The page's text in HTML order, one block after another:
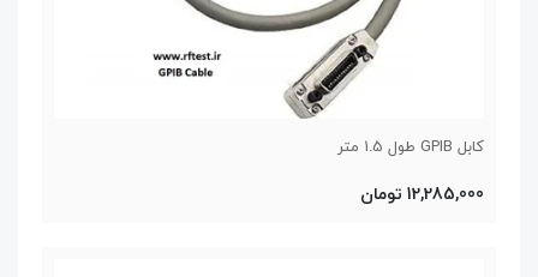
کابل GPIB طول 1.5 متر
12,285,000 تومان